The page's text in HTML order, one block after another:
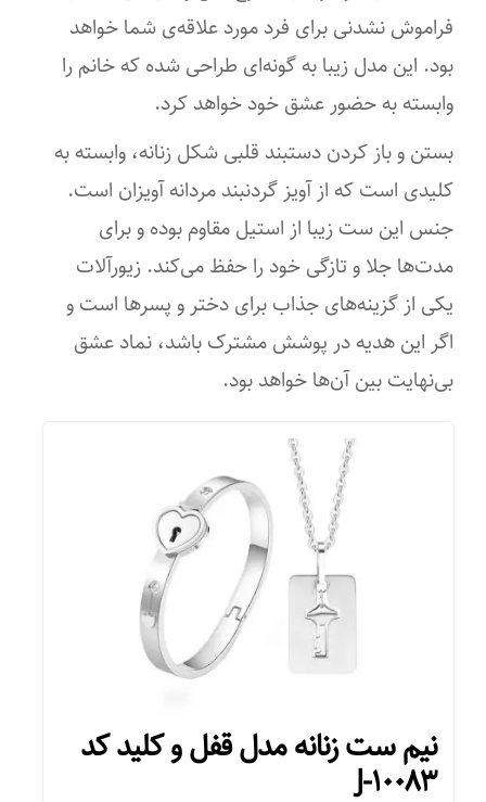
جزئیات
فراموش نشدنی برای فرد مورد علاقه‌ی شما خواهد
بود. این مدل زیبا به گونه‌ای طراحی شده که خانم را
وابسته به حضور عشق خود خواهد کرد.
بستن و باز کردن دستبند قلبی شکل زنانه، وابسته به
کلیدی است که از آویز گردنبند مردانه آویزان است.
جنس این ست زیبا از استیل مقاوم بوده و برای
مدت‌ها جلا و تازگی خود را حفظ می‌کند. زیورآلات
یکی از گزینه‌های جذاب برای دختر و پسرها است و
اگر این هدیه در پوشش مشترک باشد، نماد عشق
بی‌نهایت بین آن‌ها خواهد بود.
نیم ست زنانه مدل قفل و کلید کد
J-۱۰۰۸۳